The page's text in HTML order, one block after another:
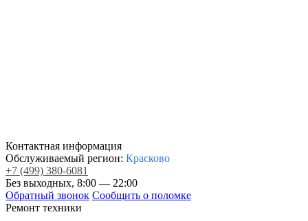
Контактная информация
Обслуживаемый регион: Красково
+7 (499) 380-6081
Без выходных, 8:00 — 22:00
Обратный звонок Сообщить о поломке
Ремонт техники